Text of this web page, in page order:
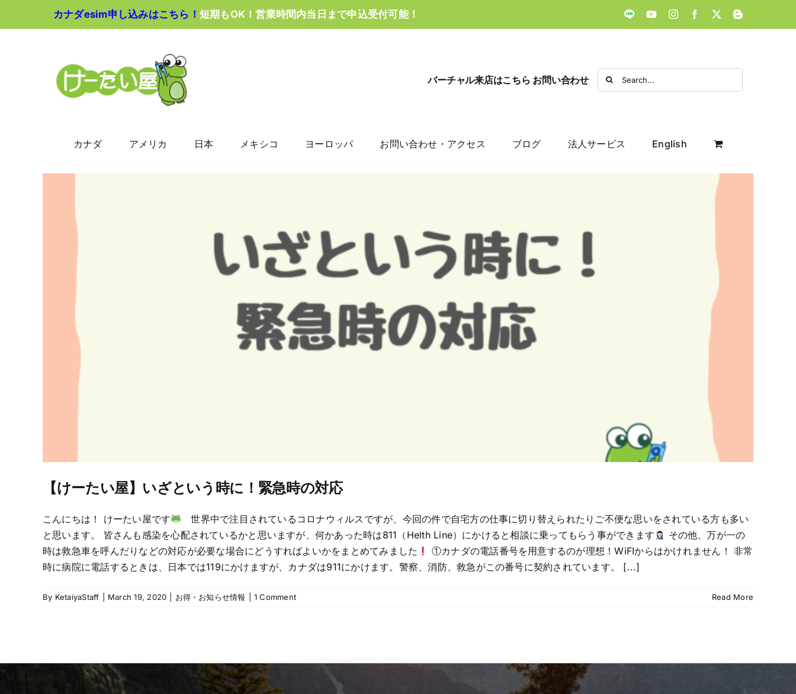
カナダesim申し込みはこちら！ 短期もOK！営業時間内当日まで申込受付可能！ LINE YouTubeInstagramFacebook
X Blogger
バーチャル来店はこちら お問い合わせ
Search
for:
カナダ アメリカ 日本 メキシコ ヨーロッパ お問い合わせ・アクセス ブログ 法人サービス English
【けーたい屋】いざという時に！緊急時の対応
こんにちは！ けーたい屋です
世界中で注目されているコロナウィルスですが、今回の件で自宅方の仕事に切り替えられたりご不便な思いをされている方も多い
と思います。 皆さんも感染を心配されているかと思いますが、何かあった時は811（Helth Line）にかけると相談に乗ってもらう事ができます
その他、万が一の
時は救急車を呼んだりなどの対応が必要な場合にどうすればよいかをまとめてみました
①カナダの電話番号を用意するのが理想！WiFIからはかけれません！ 非常
時に病院に電話するときは、日本では119にかけますが、カナダは911にかけます。警察、消防、救急がこの番号に契約されています。 [...]
By KetaiyaStaff March 19, 2020 お得・お知らせ情報 1 Comment Read More